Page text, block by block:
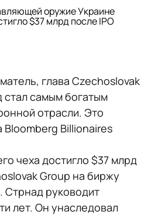
оружие Украине
$37 млрд после IPO
глава Czechoslovak
самым богатым
отрасли. Это
Bloomberg Billionaires
чеха достигло $37 млрд
Group на биржу
Стрнад руководит
лет. Он унаследовал